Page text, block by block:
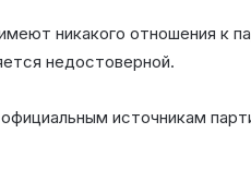
никакого отношения к
недостоверной.
источникам